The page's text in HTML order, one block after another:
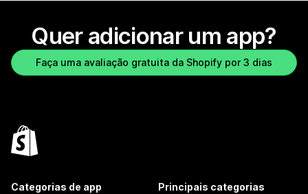
Quer adicionar um app?
Faça uma avaliação gratuita da Shopify por 3 dias
Categorias de app Principais categorias